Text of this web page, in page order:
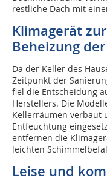
restliche Dach mit
Klimagerät
Beheizung
Da der Keller des
Zeitpunkt der
fiel die Entscheidung
Herstellers. Die
Kellerräumen verbaut
Entfeuchtung
entfernen die
leichten
Leise und